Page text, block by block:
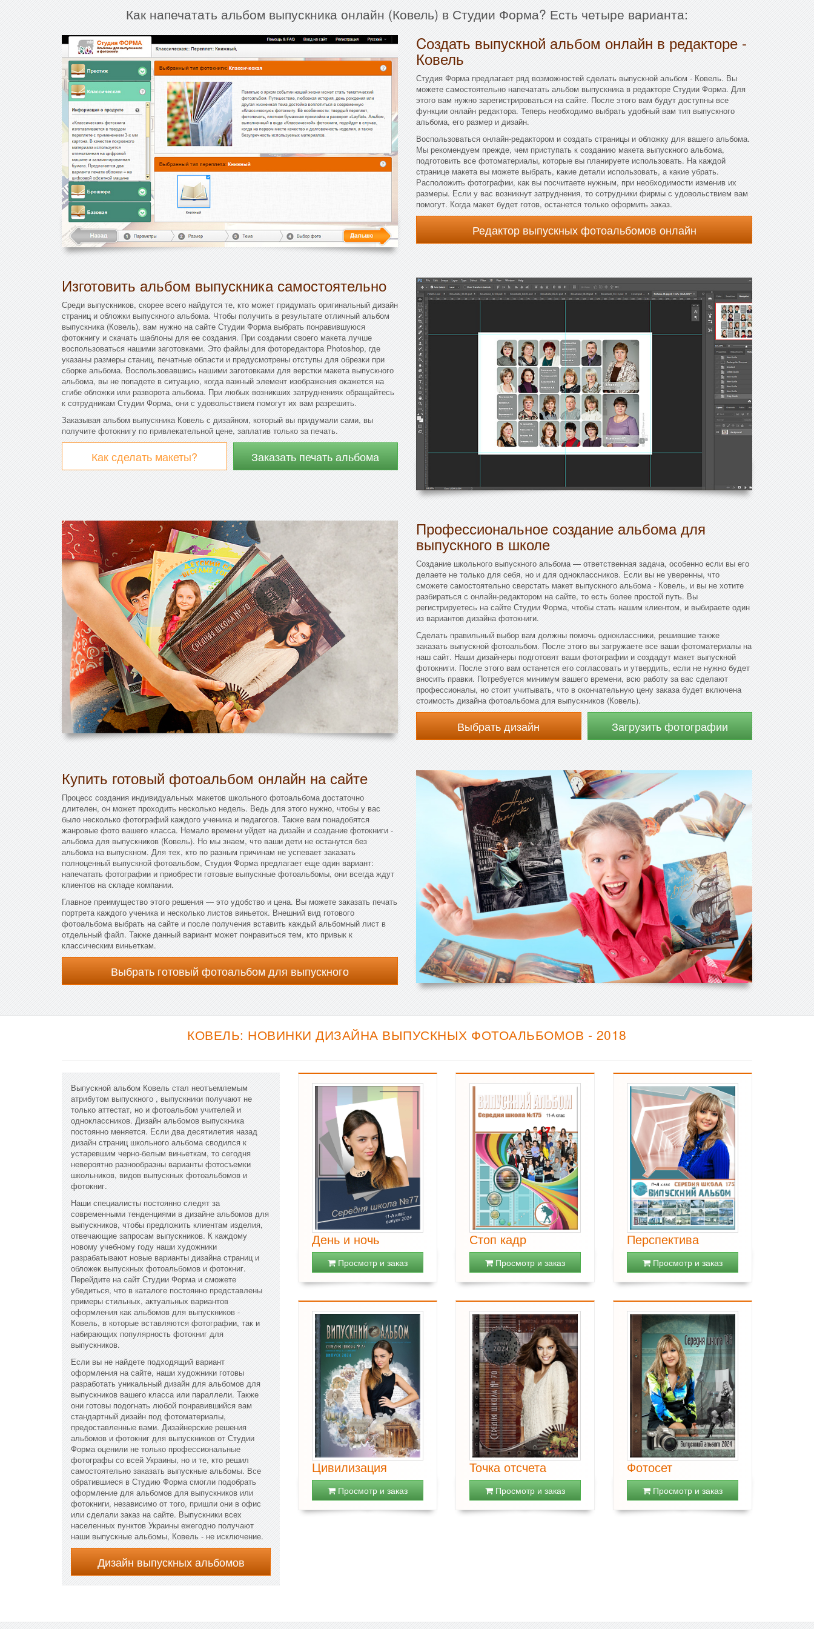
Как напечатать альбом выпускника онлайн (Ковель) в Студии Форма? Есть четыре варианта:
Cоздать выпускной альбом онлайн в редакторе -
Ковель
Студия Форма предлагает ряд возможностей сделать выпускной альбом - Ковель. Вы
можете самостоятельно напечатать альбом выпускника в редакторе Студии Форма. Для
этого вам нужно зарегистрироваться на сайте. После этого вам будут доступны все
функции онлайн редактора. Теперь необходимо выбрать удобный вам тип выпускного
альбома, его размер и дизайн.
Воспользоваться онлайн-редактором и создать страницы и обложку для вашего альбома.
Мы рекомендуем прежде, чем приступать к созданию макета выпускного альбома,
подготовить все фотоматериалы, которые вы планируете использовать. На каждой
странице макета вы можете выбрать, какие детали использовать, а какие убрать.
Расположить фотографии, как вы посчитаете нужным, при необходимости изменив их
размеры. Если у вас возникнут затруднения, то сотрудники фирмы с удовольствием вам
помогут. Когда макет будет готов, останется только оформить заказ.
Редактор выпускных фотоальбомов онлайн
Изготовить альбом выпускника самостоятельно
Среди выпускников, скорее всего найдутся те, кто может придумать оригинальный дизайн
страниц и обложки выпускного альбома. Чтобы получить в результате отличный альбом
выпускника (Ковель), вам нужно на сайте Студии Форма выбрать понравившуюся
фотокнигу и скачать шаблоны для ее создания. При создании своего макета лучше
воспользоваться нашими заготовками. Это файлы для фоторедактора Photoshop, где
указаны размеры станиц, печатные области и предусмотрены отступы для обрезки при
сборке альбома. Воспользовавшись нашими заготовками для верстки макета выпускного
альбома, вы не попадете в ситуацию, когда важный элемент изображения окажется на
сгибе обложки или разворота альбома. При любых возникших затруднениях обращайтесь
к сотрудникам Студии Форма, они с удовольствием помогут их вам разрешить.
Заказывая альбом выпускника Ковель с дизайном, который вы придумали сами, вы
получите фотокнигу по привлекательной цене, заплатив только за печать.
Как сделать макеты? Заказать печать альбома
Профессиональное создание альбома для
выпускного в школе
Создание школьного выпускного альбома — ответственная задача, особенно если вы его
делаете не только для себя, но и для одноклассников. Если вы не уверенны, что
сможете самостоятельно сверстать макет выпускного альбома - Ковель, и вы не хотите
разбираться с онлайн-редактором на сайте, то есть более простой путь. Вы
регистрируетесь на сайте Студии Форма, чтобы стать нашим клиентом, и выбираете один
из вариантов дизайна фотокниги.
Сделать правильный выбор вам должны помочь одноклассники, решившие также
заказать выпускной фотоальбом. После этого вы загружаете все ваши фотоматериалы на
наш сайт. Наши дизайнеры подготовят ваши фотографии и создадут макет выпускной
фотокниги. После этого вам останется его согласовать и утвердить, если не нужно будет
вносить правки. Потребуется минимум вашего времени, всю работу за вас сделают
профессионалы, но стоит учитывать, что в окончательную цену заказа будет включена
стоимость дизайна фотоальбома для выпускников (Ковель).
Выбрать дизайн Загрузить фотографии
Купить готовый фотоальбом онлайн на сайте
Процесс создания индивидуальных макетов школьного фотоальбома достаточно
длителен, он может проходить несколько недель. Ведь для этого нужно, чтобы у вас
было несколько фотографий каждого ученика и педагогов. Также вам понадобятся
жанровые фото вашего класса. Немало времени уйдет на дизайн и создание фотокниги -
альбома для выпускников (Ковель). Но мы знаем, что ваши дети не останутся без
альбома на выпускном. Для тех, кто по разным причинам не успевает заказать
полноценный выпускной фотоальбом, Студия Форма предлагает еще один вариант:
напечатать фотографии и приобрести готовые выпускные фотоальбомы, они всегда ждут
клиентов на складе компании.
Главное преимущество этого решения — это удобство и цена. Вы можете заказать печать
портрета каждого ученика и несколько листов виньеток. Внешний вид готового
фотоальбома выбрать на сайте и после получения вставить каждый альбомный лист в
отдельный файл. Также данный вариант может понравиться тем, кто привык к
классическим виньеткам.
Выбрать готовый фотоальбом для выпускного
КОВЕЛЬ: НОВИНКИ ДИЗАЙНА ВЫПУСКНЫХ ФОТОАЛЬБОМОВ - 2018
Выпускной альбом Ковель стал неотъемлемым
атрибутом выпускного , выпускники получают не
только аттестат, но и фотоальбом учителей и
одноклассников. Дизайн альбомов выпускника
постоянно меняется. Если два десятилетия назад
дизайн страниц школьного альбома сводился к
устаревшим черно-белым виньеткам, то сегодня
невероятно разнообразны варианты фотосъемки
школьников, видов выпускных фотоальбомов и
фотокниг.
Наши специалисты постоянно следят за
современными тенденциями в дизайне альбомов для
выпускников, чтобы предложить клиентам изделия,
отвечающие запросам выпускников. К каждому
новому учебному году наши художники
разрабатывают новые варианты дизайна страниц и
обложек выпускных фотоальбомов и фотокниг.
Перейдите на сайт Студии Форма и сможете
убедиться, что в каталоге постоянно представлены
примеры стильных, актуальных вариантов
оформления как альбомов для выпускников -
Ковель, в которые вставляются фотографии, так и
набирающих популярность фотокниг для
выпускников.
Если вы не найдете подходящий вариант
оформления на сайте, наши художники готовы
разработать уникальный дизайн для альбомов для
выпускников вашего класса или параллели. Также
они готовы подогнать любой понравившийся вам
стандартный дизайн под фотоматериалы,
предоставленные вами. Дизайнерские решения
альбомов и фотокниг для выпускников от Студии
Форма оценили не только профессиональные
фотографы со всей Украины, но и те, кто решил
самостоятельно заказать выпускные альбомы. Все
обратившиеся в Студию Форма смогли подобрать
оформление для альбомов для выпускников или
фотокниги, независимо от того, пришли они в офис
или сделали заказ на сайте. Выпускники всех
населенных пунктов Украины ежегодно получают
наши выпускные альбомы, Ковель - не исключение.
Дизайн выпускных альбомов
День и ночь
Просмотр и заказ
Стоп кадр
Просмотр и заказ
Перспектива
Просмотр и заказ
Цивилизация
Просмотр и заказ
Точка отсчета
Просмотр и заказ
Фотосет
Просмотр и заказ